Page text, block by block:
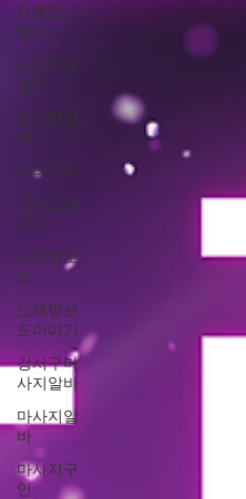
유흥업소
알바
노래주점
알바
텐카페알
바
가라오케
가라오케
구인
노래방보
도
노래방보
도이야기
강서구마
사지알바
마사지알
바
마사지구
인